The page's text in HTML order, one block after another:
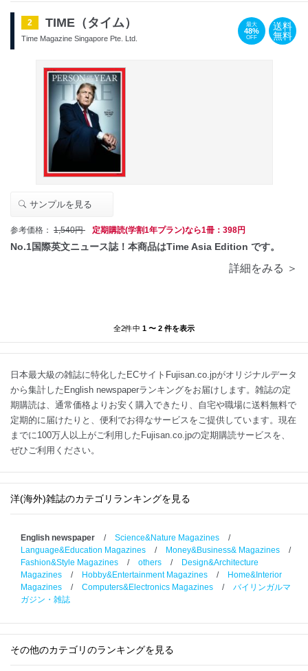
2 TIME（タイム）
Time Magazine Singapore Pte. Ltd.
最大
48%
OFF
送料
無料
サンプルを見る
参考価格： 1,540円 定期購読(学割1年プラン)なら1冊：398円
No.1国際英文ニュース誌！本商品はTime Asia Edition です。
詳細をみる ＞
全2件中 1 〜 2 件を表示
日本最大級の雑誌に特化したECサイトFujisan.co.jpがオリジナルデータ
から集計したEnglish newspaperランキングをお届けします。雑誌の定
期購読は、通常価格よりお安く購入できたり、自宅や職場に送料無料で
定期的に届けたりと、便利でお得なサービスをご提供しています。現在
までに100万人以上がご利用したFujisan.co.jpの定期購読サービスを、
ぜひご利用ください。
洋(海外)雑誌のカテゴリランキングを見る
English newspaper / Science&Nature Magazines
/
Language&Education Magazines
/ Money&Business& Magazines
/
Fashion&Style Magazines
/ others /
Design&Architecture
Magazines
/ Hobby&Entertainment Magazines /
Home&Interior
Magazines
/ Computers&Electronics Magazines /
バイリンガルマ
ガジン・雑誌
その他のカテゴリのランキングを見る